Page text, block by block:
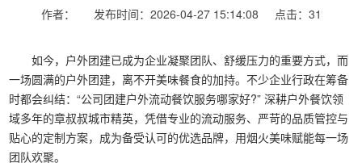
作者： 发布时间：2026-04-27 15:14:08 点击： 31
如今，户外团建已成为企业凝聚团队、舒缓压力的重要方式，而
一场圆满的户外团建，离不开美味餐食的加持。不少企业行政在筹备
时都会纠结：“公司团建户外流动餐饮服务哪家好?” 深耕户外餐饮领
域多年的章叔叔城市精英，凭借专业的流动服务、严苛的品质管控与
贴心的定制方案，成为备受认可的优选品牌，用烟火美味赋能每一场
团队欢聚。